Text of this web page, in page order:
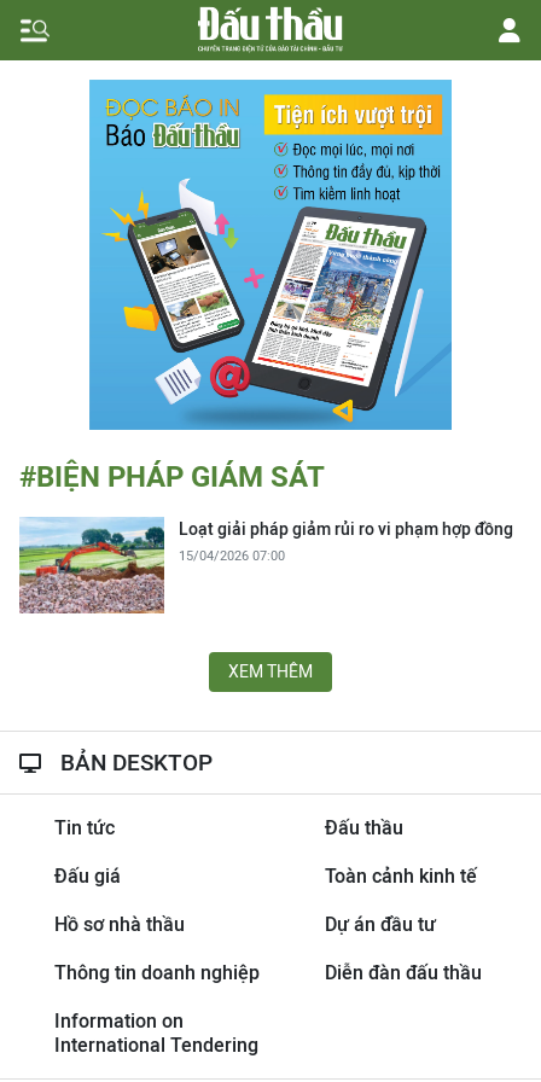
#BIỆN PHÁP GIÁM SÁT
Loạt giải pháp giảm rủi ro vi phạm hợp đồng
15/04/2026 07:00
XEM THÊM
BẢN DESKTOP
Tin tức Đấu thầu
Đấu giá Toàn cảnh kinh tế
Hồ sơ nhà thầu Dự án đầu tư
Thông tin doanh nghiệp Diễn đàn đấu thầu
Information on
International Tendering